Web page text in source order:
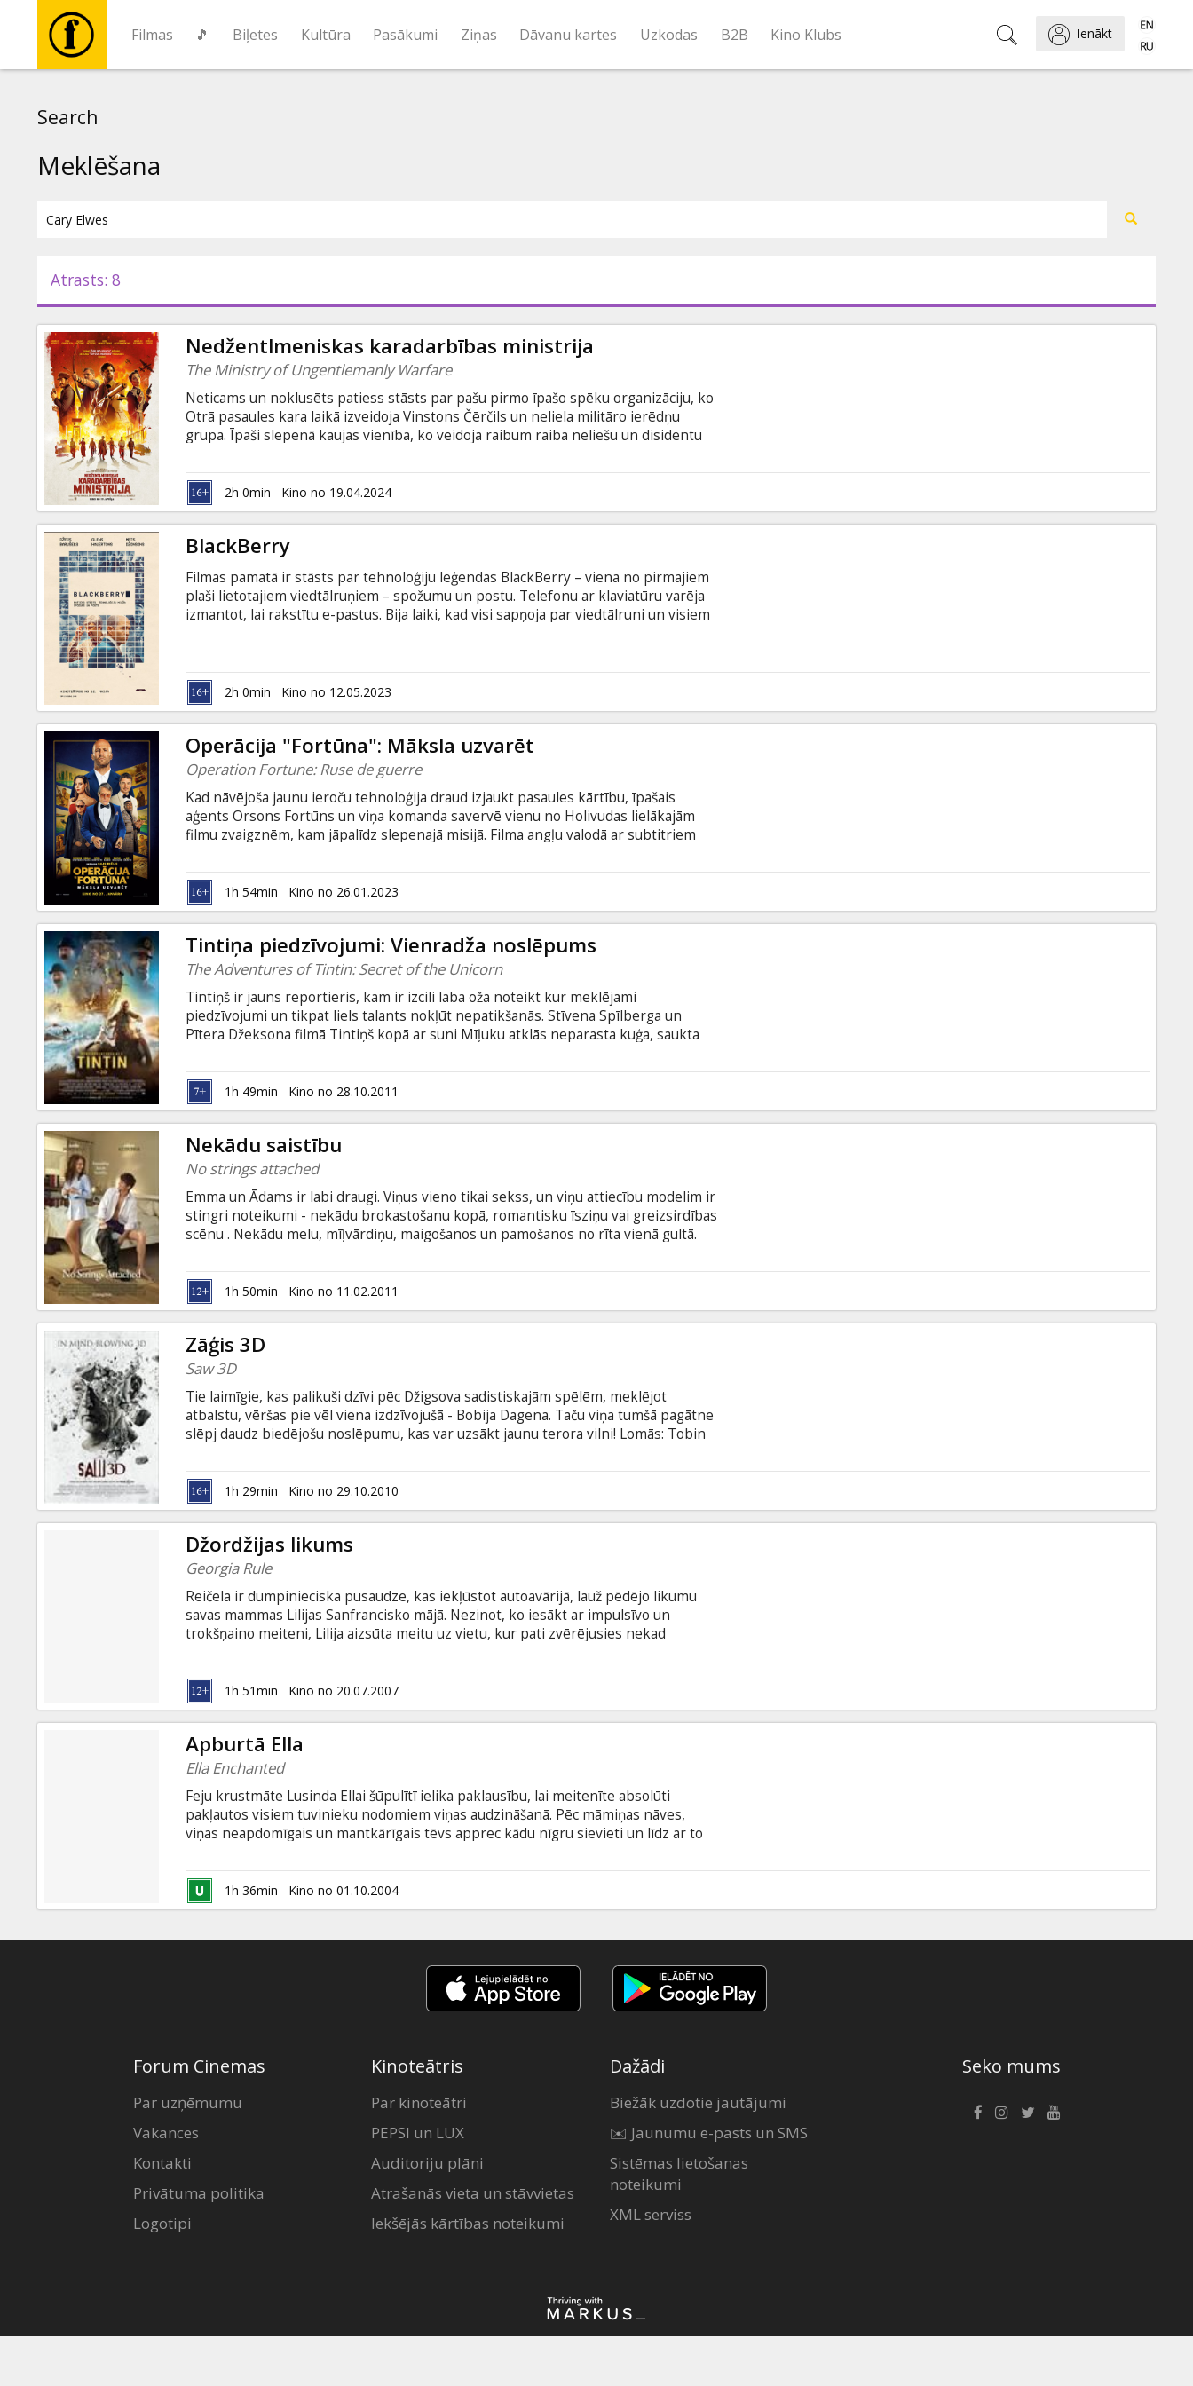
Filmas 🎵 Biļetes Kultūra Pasākumi Ziņas Dāvanu kartes Uzkodas B2B Kino Klubs Ienākt
Pasākumi
Ziņas
Dāvanu
kartes
Uzkodas
B2B
Kino
Klubs
Search
Meklēšana
Atrasts: 8
Nedžentlmeniskas karadarbības ministrija
The Ministry of Ungentlemanly Warfare
Neticams un noklusēts patiess stāsts par pašu pirmo īpašo spēku organizāciju, ko
Otrā pasaules kara laikā izveidoja Vinstons Čērčils un neliela militāro ierēdņu
grupa. Īpaši slepenā kaujas vienība, ko veidoja raibum raiba neliešu un disidentu
„nedžentlmeniskas” cīņas tehnikas. Viņu bezbailīgā pieeja mainīja kara gaitu un
ielika pamatus mūsdienu „slepeno operāciju” karadarbībai. Filma angļu valodā ar
subtitriem latviešu un krievu valodā.
2h 0min Kino no 19.04.2024
BlackBerry
Filmas pamatā ir stāsts par tehnoloģiju leģendas BlackBerry – viena no pirmajiem
plaši lietotajiem viedtālruņiem – spožumu un postu. Telefonu ar klaviatūru varēja
izmantot, lai rakstītu e-pastus. Bija laiki, kad visi sapņoja par viedtālruni un visiem
krievu valodā.
2h 0min Kino no 12.05.2023
Operācija "Fortūna": Māksla uzvarēt
Operation Fortune: Ruse de guerre
Kad nāvējoša jaunu ieroču tehnoloģija draud izjaukt pasaules kārtību, īpašais
aģents Orsons Fortūns un viņa komanda savervē vienu no Holivudas lielākajām
filmu zvaigznēm, kam jāpalīdz slepenajā misijā. Filma angļu valodā ar subtitriem
1h 54min Kino no 26.01.2023
Tintiņa piedzīvojumi: Vienradža noslēpums
The Adventures of Tintin: Secret of the Unicorn
Tintiņš ir jauns reportieris, kam ir izcili laba oža noteikt kur meklējami
piedzīvojumi un tikpat liels talants nokļūt nepatikšanās. Stīvena Spīlberga un
Pītera Džeksona filmā Tintiņš kopā ar suni Mīļuku atklās neparasta kuģa, saukta
Steven Spielberg Scenārijs: Steven Moffat Lomas ieskaņojuši: Jamie Bell, Simon
Pegg, Daniel Craig, Nick Frost, Andy Serkis, Cary Elwes Skaties filmu arī 3D
formātā! Filma dublēta latviešu un krievu valodā, skatāma arī angļu valodā bez
subtitriem.
1h 49min Kino no 28.10.2011
Nekādu saistību
No strings attached
Emma un Ādams ir labi draugi. Viņus vieno tikai sekss, un viņu attiecību modelim ir
stingri noteikumi - nekādu brokastošanu kopā, romantisku īsziņu vai greizsirdības
scēnu . Nekādu melu, mīļvārdiņu, maigošanos un pamošanos no rīta vienā gultā.
vien izvēršas daudz sarežģītākā situācijā, kad Ādams vairs nespēj apslāpēt savas
romantiskās jūtas pret Emmu. Vai tiešām nav iespējamas attiecības starp diviem
draugiem – bez mīlestības iejaukšanās?
1h 50min Kino no 11.02.2011
Zāģis 3D
Saw 3D
Tie laimīgie, kas palikuši dzīvi pēc Džigsova sadistiskajām spēlēm, meklējot
atbalstu, vēršas pie vēl viena izdzīvojušā - Bobija Dagena. Taču viņa tumšā pagātne
slēpj daudz biedējošu noslēpumu, kas var uzsākt jaunu terora vilni! Lomās: Tobin
Holden Režisors: Kevin Greutert Scenārijs: Marcus Dunstan, Patrick Melton
Producents: Mark Burg, Oren Koules Filma angļu valodā ar subtitriem latviešu un
krievu valodā.
1h 29min Kino no 29.10.2010
Džordžijas likums
Georgia Rule
Reičela ir dumpinieciska pusaudze, kas iekļūstot autoavārijā, lauž pēdējo likumu
savas mammas Lilijas Sanfrancisko mājā. Nezinot, ko iesākt ar impulsīvo un
trokšņaino meiteni, Lilija aizsūta meitu uz vietu, kur pati zvērējusies nekad
un mīļā vecmāmiņa. Viņa dzīvo pēc stingriem likumiem un pieprasa, lai tos ievēro
visi, kas dzīvo zem viņas jumta - likt Dievu pirmajā vietā un smagu darbu otrajā.
Kad jaunā meitene nonāk viņas audzināšanā, nepieciešama milzu pacietība, lai
saprastu Reičelas dumpīgumu.
1h 51min Kino no 20.07.2007
Apburtā Ella
Ella Enchanted
Feju krustmāte Lusinda Ellai šūpulītī ielika paklausību, lai meitenīte absolūti
pakļautos visiem tuvinieku nodomiem viņas audzināšanā. Pēc māmiņas nāves,
viņas neapdomīgais un mantkārīgais tēvs apprec kādu nīgru sievieti un līdz ar to
atklāj, ka Ella nespēj atteikt nevienai viņu iegribai un pazemīgi izpilda visas viņu
pavēles. Pusaudzei Ellai reiz nu ir gana! Viņa dodas meklēt krustmāti, kas varētu šo
absolūtās paklausības lāstu noņemt.
1h 36min Kino no 01.10.2004
Forum Cinemas
Par uzņēmumu
Vakances
Kontakti
Privātuma politika
Logotipi
Kinoteātris
Par kinoteātri
PEPSI un LUX
Auditoriju plāni
Atrašanās vieta un stāvvietas
Iekšējās kārtības noteikumi
Dažādi
Biežāk uzdotie jautājumi
✉️ Jaunumu e-pasts un SMS
Sistēmas lietošanas
noteikumi
XML serviss
Seko mums